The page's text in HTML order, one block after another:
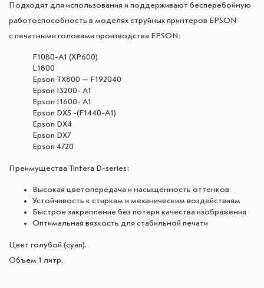
Подходят для использования и поддерживают бесперебойную
работоспособность в моделях струйных принтеров EPSON
с печатными головами производства EPSON:
F1080-A1 (XP600)
L1800
Epson TX800 — F192040
Epson I3200- A1
Epson I1600- A1
Epson DX5 -(F1440-A1)
Epson DX4
Epson DX7
Epson 4720
Преимущества Tintera D-series:
Высокая цветопередача и насыщенность оттенков
Устойчивость к стиркам и механическим воздействиям
Быстрое закрепление без потери качества изображения
Оптимальная вязкость для стабильной печати
Цвет голубой (cyan).
Объем 1 литр.